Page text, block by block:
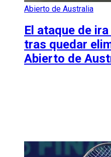
Abierto de Australia
El ataque de
tras quedar
Abierto de